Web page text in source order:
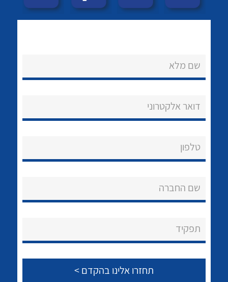
אודות
צור קשר
לכל מוצרי היצרן
לכל מוצרי היצרן
שם מלא
דואר אלקטרוני
טלפון
שם החברה
תפקיד